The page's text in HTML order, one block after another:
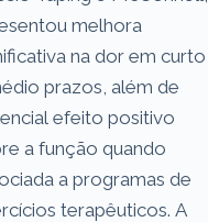
melhora
na dor em curto
prazos, além de
efeito positivo
a função quando
a programas de
terapêuticos. A